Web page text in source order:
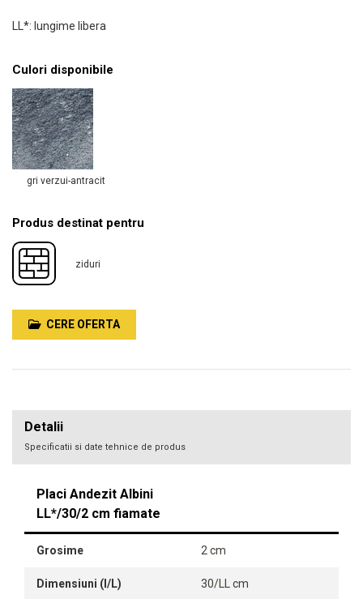
LL*: lungime libera
Culori disponibile
gri verzui-antracit
Produs destinat pentru
ziduri
CERE OFERTA
Detalii
Specificatii si date tehnice de produs
Placi Andezit Albini
LL*/30/2 cm fiamate
Grosime 2 cm
Dimensiuni (l/L) 30/LL cm